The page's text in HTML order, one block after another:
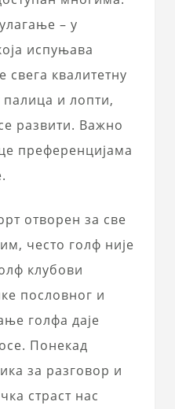
– у
испуњава
свега квалитетну
и лопти,
развити. Важно
преференцијама
отворен за све
често голф није
клубови
пословног и
голфа даје
Понекад
за разговор и
страст нас